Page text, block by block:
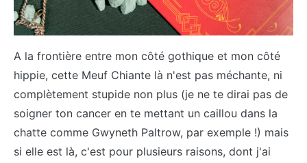
A la frontière entre mon côté gothique et mon côté
hippie, cette Meuf Chiante là n'est pas méchante, ni
complètement stupide non plus (je ne te dirai pas de
soigner ton cancer en te mettant un caillou dans la
chatte comme Gwyneth Paltrow, par exemple !) mais
si elle est là, c'est pour plusieurs raisons, dont j'ai